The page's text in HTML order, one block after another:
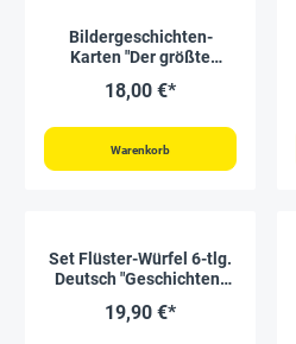
Bildergeschichten-
Karten "Der größte
18,00 €*
Warenkorb
Set Flüster-Würfel 6-tlg.
Deutsch "Geschichten-
19,90 €*